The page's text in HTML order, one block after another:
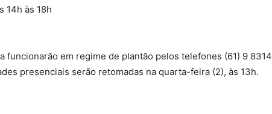
14h às 18h
funcionarão em regime de plantão pelos telefones (61) 9 8314
presenciais serão retomadas na quarta-feira (2), às 13h.